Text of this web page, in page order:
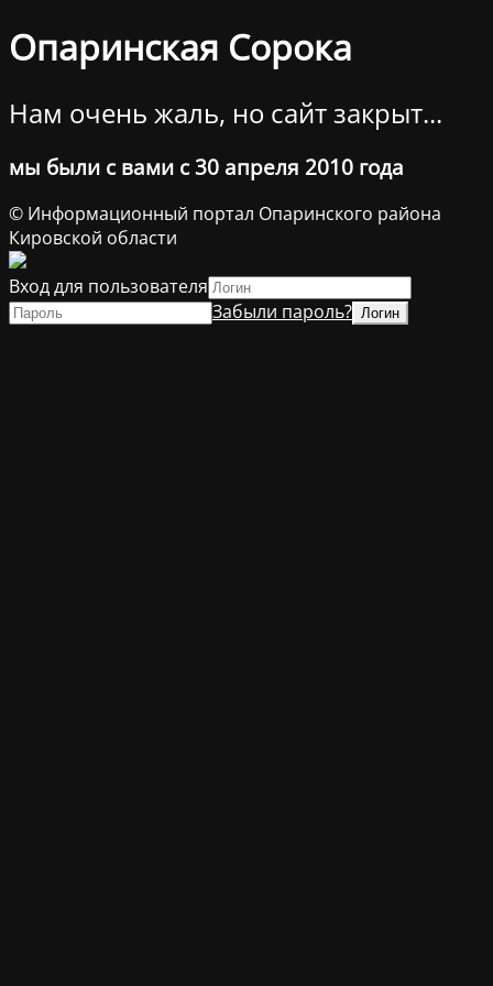
Опаринская Сорока
Нам очень жаль, но сайт закрыт...
мы были с вами с 30 апреля 2010 года
© Информационный портал Опаринского района
Кировской области
Вход для пользователя
Забыли пароль?